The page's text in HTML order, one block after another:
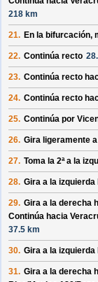
218 km
21. En la bifurcación,
22. Continúa recto
23. Continúa recto
24. Continúa recto
25. Continúa por
26. Gira ligeramente
27. Toma la 2ª a la
28. Gira a la izquierda
29. Gira a la derecha
Continúa hacia
37.5 km
30. Gira a la izquierda
31. Gira a la derecha